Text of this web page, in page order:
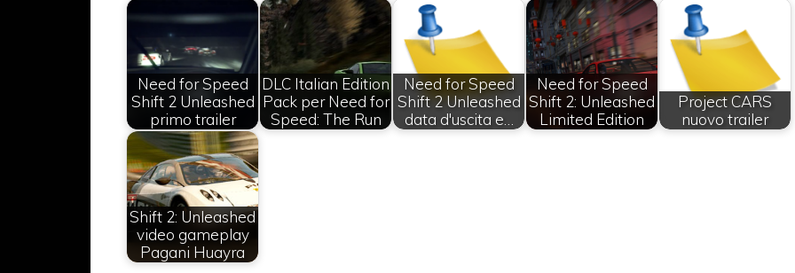
Need for Speed
Shift 2 Unleashed
primo trailer
DLC Italian Edition
Pack per Need for
Speed: The Run
Need for Speed
Shift 2 Unleashed
data d'uscita e…
Need for Speed
Shift 2: Unleashed
Limited Edition
Project CARS
nuovo trailer
Shift 2: Unleashed
video gameplay
Pagani Huayra